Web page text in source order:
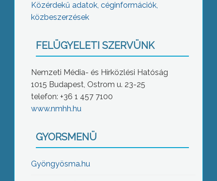
Közérdekű adatok, céginformációk,
közbeszerzések
FELÜGYELETI SZERVÜNK
Nemzeti Média- és Hírközlési Hatóság
1015 Budapest, Ostrom u. 23-25
telefon: +36 1 457 7100
www.nmhh.hu
GYORSMENÜ
Gyöngyösma.hu